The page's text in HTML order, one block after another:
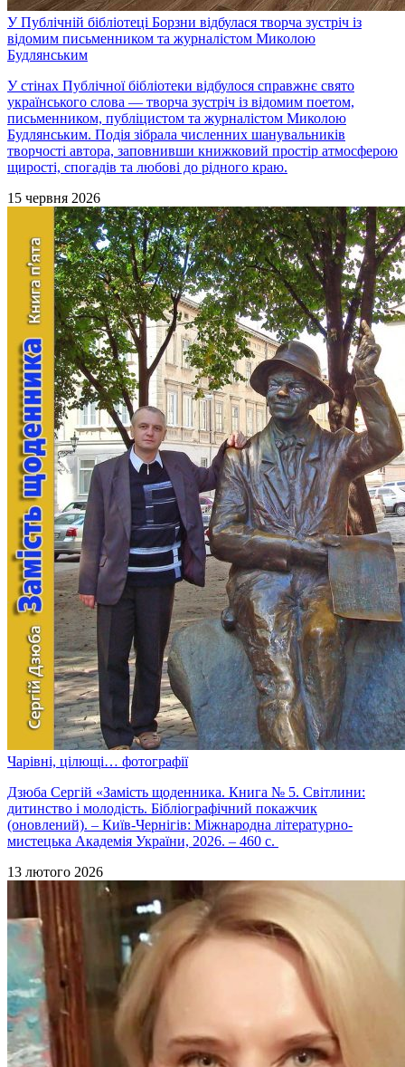
У Публічній бібліотеці Борзни відбулася творча зустріч із
відомим письменником та журналістом Миколою
Будлянським
У стінах Публічної бібліотеки відбулося справжнє свято
українського слова — творча зустріч із відомим поетом,
письменником, публіцистом та журналістом Миколою
Будлянським. Подія зібрала численних шанувальників
творчості автора, заповнивши книжковий простір атмосферою
щирості, спогадів та любові до рідного краю.
15 червня 2026
Чарівні, цілющі… фотографії
Дзюба Сергій «Замість щоденника. Книга № 5. Світлини:
дитинство і молодість. Бібліографічний покажчик
(оновлений). – Київ-Чернігів: Міжнародна літературно-
мистецька Академія України, 2026. – 460 с.
13 лютого 2026